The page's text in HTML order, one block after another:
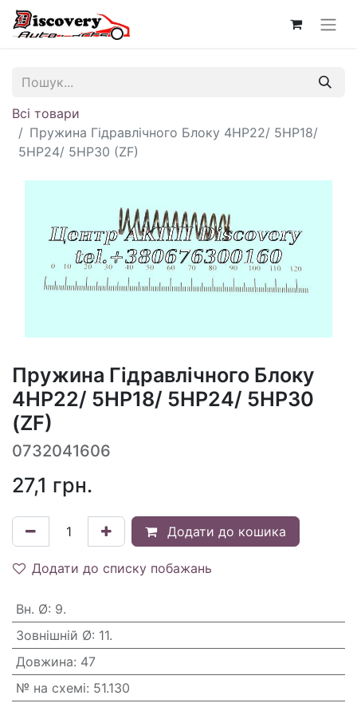
Всі товари
Пружина Гідравлічного Блоку 4HP22/ 5HP18/
5HP24/ 5HP30 (ZF)
Пружина Гідравлічного Блоку
4HP22/ 5HP18/ 5HP24/ 5HP30
(ZF)
0732041606
27,1 грн.
Додати до кошика
Додати до списку побажань
Вн. Ø: 9.
Зовнішній Ø: 11.
Довжина: 47
№ на схемі: 51.130